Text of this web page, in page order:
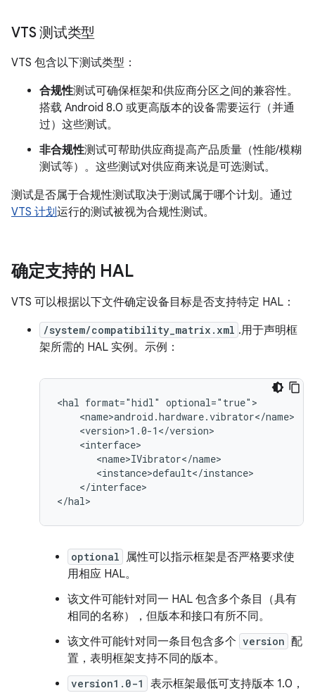
VTS 测试类型
VTS 包含以下测试类型：
合规性测试可确保框架和供应商分区之间的兼容性。
搭载 Android 8.0 或更高版本的设备需要运行（并通
过）这些测试。
非合规性测试可帮助供应商提高产品质量（性能/模糊
测试等）。这些测试对供应商来说是可选测试。
测试是否属于合规性测试取决于测试属于哪个计划。通过
VTS 计划运行的测试被视为合规性测试。
确定支持的 HAL
VTS 可以根据以下文件确定设备目标是否支持特定 HAL：
/system/compatibility_matrix.xml .用于声明框
架所需的 HAL 实例。示例：
<hal format="hidl" optional="true">
    <name>android.hardware.vibrator</name>
    <version>1.0-1</version>
    <interface>
       <name>IVibrator</name>
       <instance>default</instance>
    </interface>
</hal>
optional 属性可以指示框架是否严格要求使
用相应 HAL。
该文件可能针对同一 HAL 包含多个条目（具有
相同的名称），但版本和接口有所不同。
该文件可能针对同一条目包含多个 version 配
置，表明框架支持不同的版本。
version1.0-1
表示框架最低可支持版本 1.0，